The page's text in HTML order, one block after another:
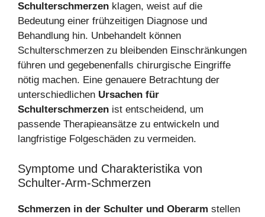
Schulterschmerzen klagen, weist auf die
Bedeutung einer frühzeitigen Diagnose und
Behandlung hin. Unbehandelt können
Schulterschmerzen zu bleibenden Einschränkungen
führen und gegebenenfalls chirurgische Eingriffe
nötig machen. Eine genauere Betrachtung der
unterschiedlichen Ursachen für
Schulterschmerzen ist entscheidend, um
passende Therapieansätze zu entwickeln und
langfristige Folgeschäden zu vermeiden.
Symptome und Charakteristika von
Schulter-Arm-Schmerzen
Schmerzen in der Schulter und Oberarm stellen